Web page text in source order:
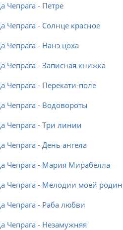
Чепрага - Петре
Чепрага - Солнце красное
Чепрага - Нанэ цоха
Чепрага - Записная книжка
Чепрага - Перекати-поле
Чепрага - Водовороты
Чепрага - Три линии
Чепрага - День ангела
Чепрага - Мария Мирабелла
Чепрага - Мелодии моей
Чепрага - Раба любви
Чепрага - Незамужняя